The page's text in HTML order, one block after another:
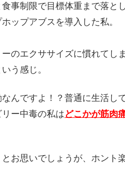
食事制限で目標体重まで落と
ップアブスを導入した私。
のエクササイズに慣れてし
う感じ。
んですよ！？普通に生活し
ー中毒の私はどこかが筋肉
とお思いでしょうが、ホント